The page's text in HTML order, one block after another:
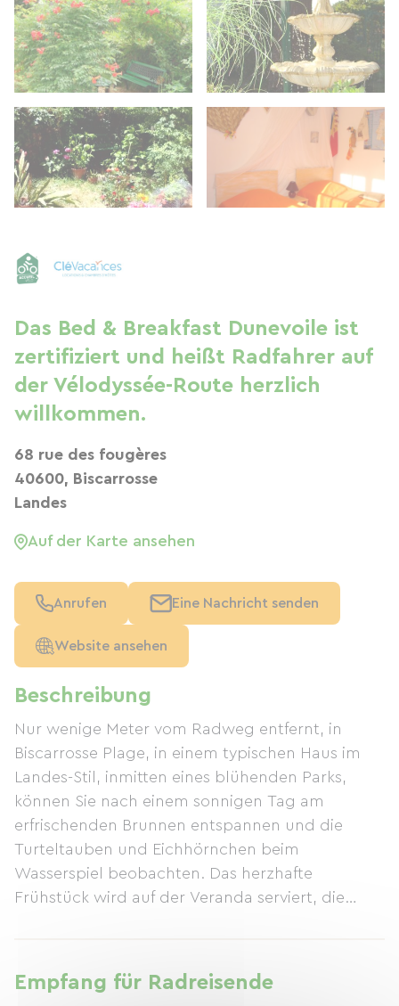
Beschreibung
Nur wenige Meter vom Radweg entfernt, in
Biscarrosse Plage, in einem typischen Haus im
Landes-Stil, inmitten eines blühenden Parks,
können Sie nach einem sonnigen Tag am
erfrischenden Brunnen entspannen und die
Turteltauben und Eichhörnchen beim
Wasserspiel beobachten. Das herzhafte
Frühstück wird auf der Veranda serviert, die
Bäume, aber auch von einigen geheimnisvollen
Sorten hergestellt. Wir erwarten Sie mit dem
Empfang für Radreisende
Das Bed & Breakfast Dunevoile ist
zertifiziert und heißt Radfahrer auf
der Vélodyssée-Route herzlich
willkommen.
68 rue des fougères
40600, Biscarrosse
Landes
Auf der Karte ansehen
Anrufen Eine Nachricht senden
Website ansehen